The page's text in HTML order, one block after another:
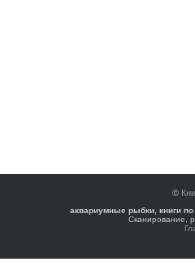
©
аквариумные рыбки, книги
Сканирование,